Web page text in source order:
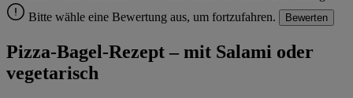
Bitte wähle eine Bewertung aus, um fortzufahren.
Bewerten
Pizza-Bagel-Rezept – mit Salami oder
vegetarisch